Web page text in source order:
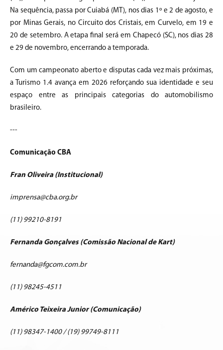
Na sequência, passa por Cuiabá (MT), nos dias 1º e 2 de agosto, e
por Minas Gerais, no Circuito dos Cristais, em Curvelo, em 19 e
20 de setembro. A etapa final será em Chapecó (SC), nos dias 28
e 29 de novembro, encerrando a temporada.
Com um campeonato aberto e disputas cada vez mais próximas,
a Turismo 1.4 avança em 2026 reforçando sua identidade e seu
espaço entre as principais categorias do automobilismo
brasileiro.
---
Comunicação CBA
Fran Oliveira (Institucional)
imprensa@cba.org.br
(11) 99210-8191
Fernanda Gonçalves (Comissão Nacional de Kart)
fernanda@fgcom.com.br
(11) 98245-4511
Américo Teixeira Junior (Comunicação)
(11) 98347-1400 / (19) 99749-8111